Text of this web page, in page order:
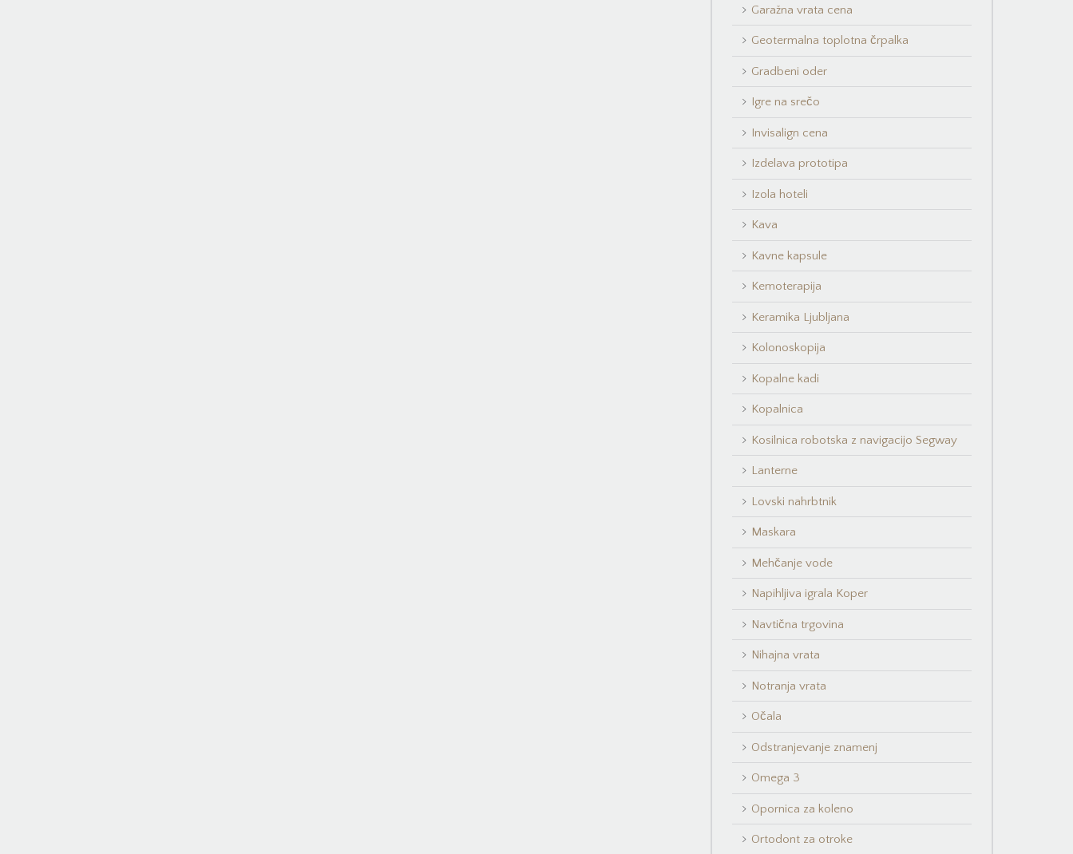
Garažna vrata cena
Geotermalna toplotna črpalka
Gradbeni oder
Igre na srečo
Invisalign cena
Izdelava prototipa
Izola hoteli
Kava
Kavne kapsule
Kemoterapija
Keramika Ljubljana
Kolonoskopija
Kopalne kadi
Kopalnica
Kosilnica robotska z navigacijo Segway
Lanterne
Lovski nahrbtnik
Maskara
Mehčanje vode
Napihljiva igrala Koper
Navtična trgovina
Nihajna vrata
Notranja vrata
Očala
Odstranjevanje znamenj
Omega 3
Opornica za koleno
Ortodont za otroke